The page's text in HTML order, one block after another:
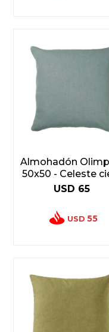
Almohadón
50x50 - Celeste
USD 65
USD 55